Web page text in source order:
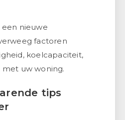
een nieuwe
factoren
koelcapaciteit,
uw woning.
tips